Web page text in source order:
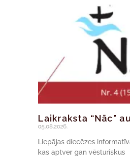
Laikraksta “Nāc”
05.08.2026.
Liepājas diecēzes
kas aptver gan vēsturiskus